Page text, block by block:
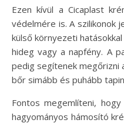
Ezen kívül a Cicaplast
védelmére is. A szilikonok
külső környezeti
hideg vagy a napfény. A
pedig segítenek megőrizni
bőr simább és puhább
Fontos megemlíteni,
hagyományos hámosító